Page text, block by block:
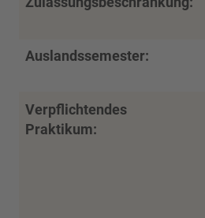
Auslandssemester:
Verpflichtendes
Praktikum: